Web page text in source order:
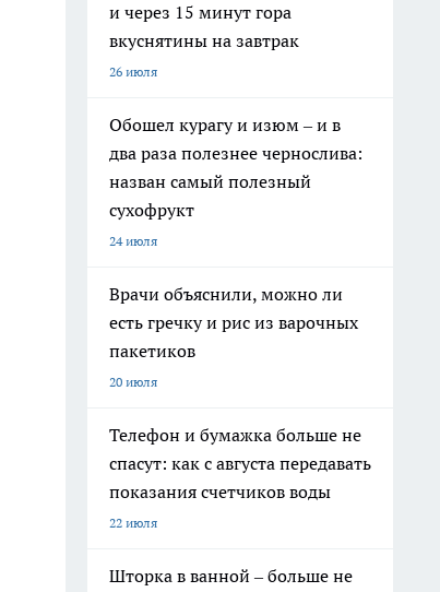
и через 15 минут гора
вкуснятины на завтрак
26 июля
Обошел курагу и изюм – и в
два раза полезнее чернослива:
назван самый полезный
сухофрукт
24 июля
Врачи объяснили, можно ли
есть гречку и рис из варочных
пакетиков
20 июля
Телефон и бумажка больше не
спасут: как с августа передавать
показания счетчиков воды
22 июля
Шторка в ванной – больше не